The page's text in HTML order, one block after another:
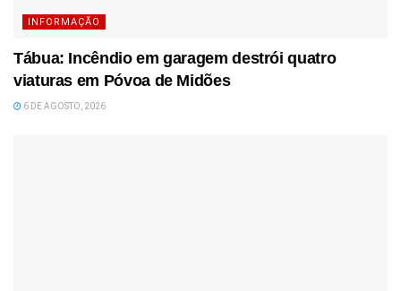
INFORMAÇÃO
Tábua: Incêndio em garagem destrói quatro
viaturas em Póvoa de Midões
6 DE AGOSTO, 2026